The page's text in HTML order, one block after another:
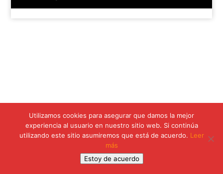
Utilizamos cookies para asegurar que damos la mejor
experiencia al usuario en nuestro sitio web. Si continúa
utilizando este sitio asumiremos que está de acuerdo. Leer
más
Estoy de acuerdo